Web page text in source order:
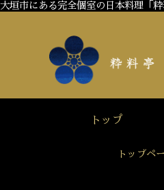
大垣市にある完全個室の日本料理「
トップ
トップペ